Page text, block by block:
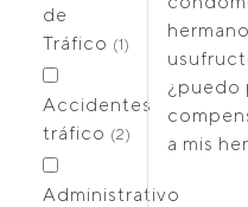
de
Tráfico (1)
Accidentes
tráfico (2)
Administrativo
¿puedo
a mis